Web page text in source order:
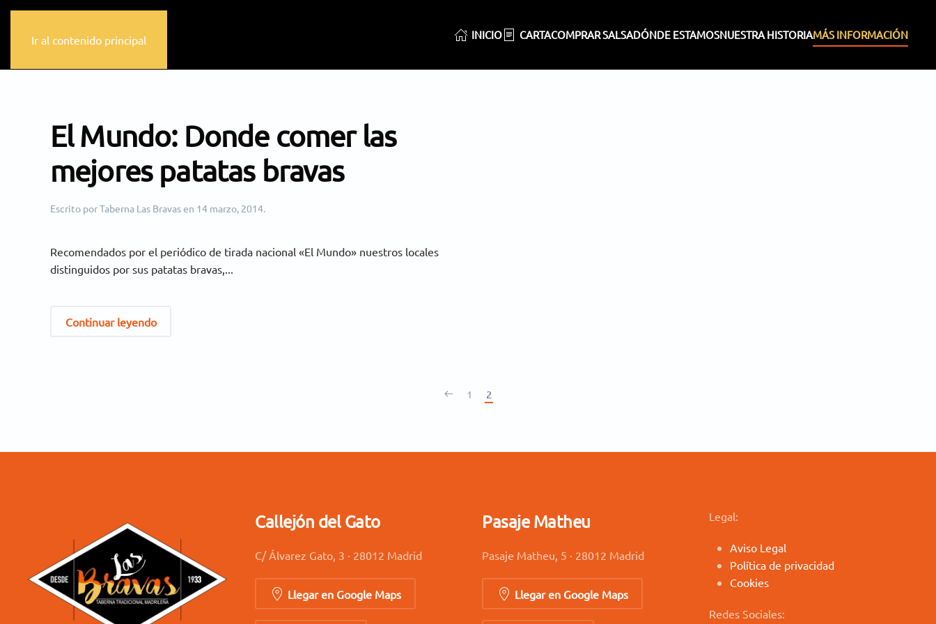
Ir al contenido principal INICIO CARTACOMPRAR SALSADÓNDE ESTAMOSNUESTRA HISTORIAMÁS INFORMACIÓN
El Mundo: Donde comer las
mejores patatas bravas
Escrito porTaberna Las Bravasen 14 marzo, 2014.
Recomendados por el periódico de tirada nacional «El Mundo» nuestros locales
distinguidos por sus patatas bravas,...
Continuar leyendo
1 2
Callejón del Gato
C/ Álvarez Gato, 3 · 28012 Madrid
Llegar en Google Maps
Pasaje Matheu
Pasaje Matheu, 5 · 28012 Madrid
Llegar en Google Maps
Legal:
Aviso Legal
Política de privacidad
Cookies
Redes Sociales: